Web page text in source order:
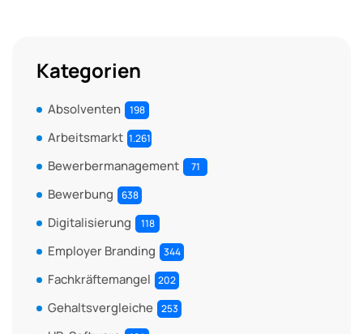
Kategorien
Absolventen 198
Arbeitsmarkt 1.261
Bewerbermanagement 71
Bewerbung 638
Digitalisierung 118
Employer Branding 344
Fachkräftemangel 202
Gehaltsvergleiche 253